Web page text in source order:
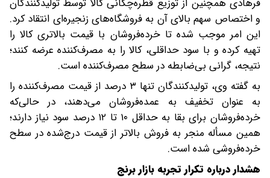
و اختصاص سهم بالای آن به فروشگاه‌های زنجیره‌ای انتقاد کرد.
این امر موجب شده تا خرده‌فروشان با قیمت بالاتری کالا را
تهیه کرده و با سود حداقلی، کالا را به مصرف‌کننده عرضه کنند؛
نتیجه، گرانی بی‌ضابطه در سطح مصرف‌کننده است.
به گفته وی، تولیدکنندگان تنها ۳ درصد از قیمت مصرف‌کننده را
به عنوان تخفیف به عمده‌فروشان می‌دهند، در حالی‌که
خرده‌فروشان برای بقا به حداقل ۱۰ تا ۱۲ درصد سود نیاز دارند؛
همین مسأله منجر به فروش بالاتر از قیمت درج‌شده در سطح
خرده‌فروشی شده است.
هشدار درباره تکرار تجربه بازار برنج